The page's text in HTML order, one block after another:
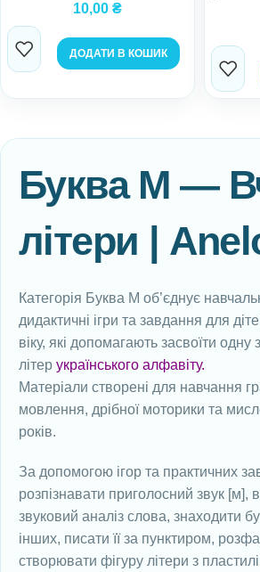
10,00 ₴
ДОДАТИ В КОШИК
Буква М —
літери |
Категорія Буква М об’єднує
дидактичні ігри та завдання для
віку, які допомагають засвоїти
літер українського алфавіту.
Матеріали створені для навчання
мовлення, дрібної моторики та
років.
За допомогою ігор та практичних
розпізнавати приголосний звук [м],
звуковий аналіз слова, знаходити
інших, писати її за пунктиром,
створювати фігуру літери з